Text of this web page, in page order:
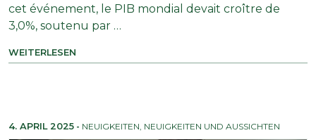
cet événement, le PIB mondial devait croître de
3,0%, soutenu par …
WEITERLESEN
4. APRIL 2025 - NEUIGKEITEN, NEUIGKEITEN UND AUSSICHTEN